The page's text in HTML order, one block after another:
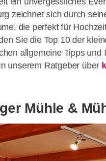
zeichnet sich durch
die perfekt für
Sie die Top 10 der
allgemeine Tipps
unserem Ratgeber über
Mühle &